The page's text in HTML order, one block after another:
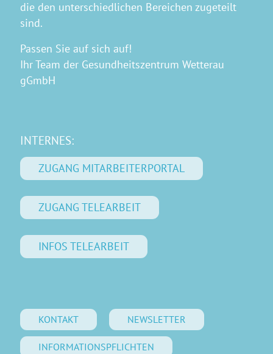
die den unterschiedlichen Bereichen zugeteilt
sind.
Passen Sie auf sich auf!
Ihr Team der Gesundheitszentrum Wetterau
gGmbH
INTERNES:
ZUGANG MITARBEITERPORTAL
ZUGANG TELEARBEIT
INFOS TELEARBEIT
KONTAKT NEWSLETTER
INFORMATIONSPFLICHTEN